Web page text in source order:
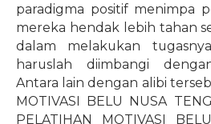
paradigma positif menimpa
mereka hendak lebih tahan
dalam melakukan
haruslah diimbangi
Antara lain dengan alibi
MOTIVASI BELU NUSA
PELATIHAN MOTIVASI